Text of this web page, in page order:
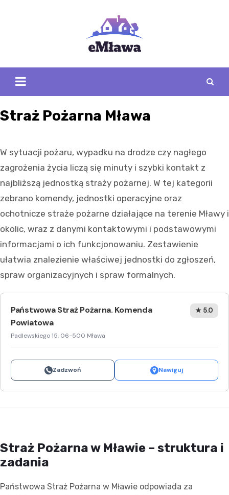
Straż Pożarna Mława
W sytuacji pożaru, wypadku na drodze czy nagłego
zagrożenia życia liczą się minuty i szybki kontakt z
najbliższą jednostką straży pożarnej. W tej kategorii
zebrano komendy, jednostki operacyjne oraz
ochotnicze straże pożarne działające na terenie Mławy i
okolic, wraz z danymi kontaktowymi i podstawowymi
informacjami o ich funkcjonowaniu. Zestawienie
ułatwia znalezienie właściwej jednostki do zgłoszeń,
spraw organizacyjnych i spraw formalnych.
Państwowa Straż Pożarna. Komenda
Powiatowa
Padlewskiego 15, 06-500 Mława
★ 5.0
Zadzwoń Nawiguj
Straż Pożarna w Mławie – struktura i
zadania
Państwowa Straż Pożarna w Mławie odpowiada za